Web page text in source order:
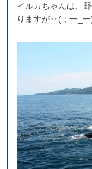
イルカちゃんは、
りますが‥(；一_一